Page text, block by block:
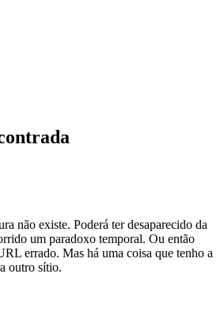
não existe. Poderá ter desaparecido da
um paradoxo temporal. Ou então
errado. Mas há uma coisa que tenho a
outro sítio.